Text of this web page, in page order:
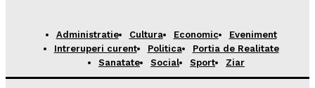
Administratie Cultura Economic
Eveniment
Intreruperi curent
Politica
Portia de Realitate
Sanatate
Social Sport Ziar